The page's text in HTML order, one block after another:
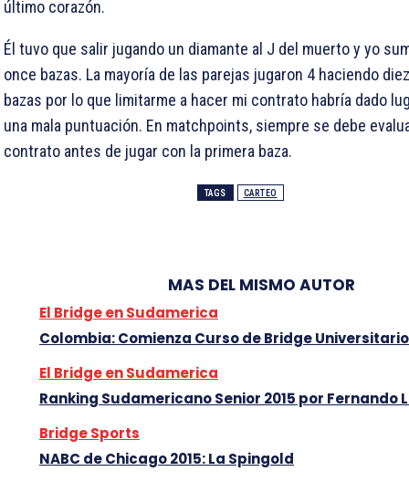
último corazón.
Él tuvo que salir jugando un diamante al J del muerto y yo
once bazas. La mayoría de las parejas jugaron 4haciendo diez
bazas por lo que limitarme a hacer mi contrato habría dado
una mala puntuación. En matchpoints, siempre se debe
contrato antes de jugar con la primera baza.
TAGS CARTEO
MAS DEL MISMO AUTOR
El Bridge en Sudamerica
Colombia: Comienza Curso de Bridge Universitario
El Bridge en Sudamerica
Ranking Sudamericano Senior 2015 por Fernando
Bridge Sports
NABC de Chicago 2015: La Spingold